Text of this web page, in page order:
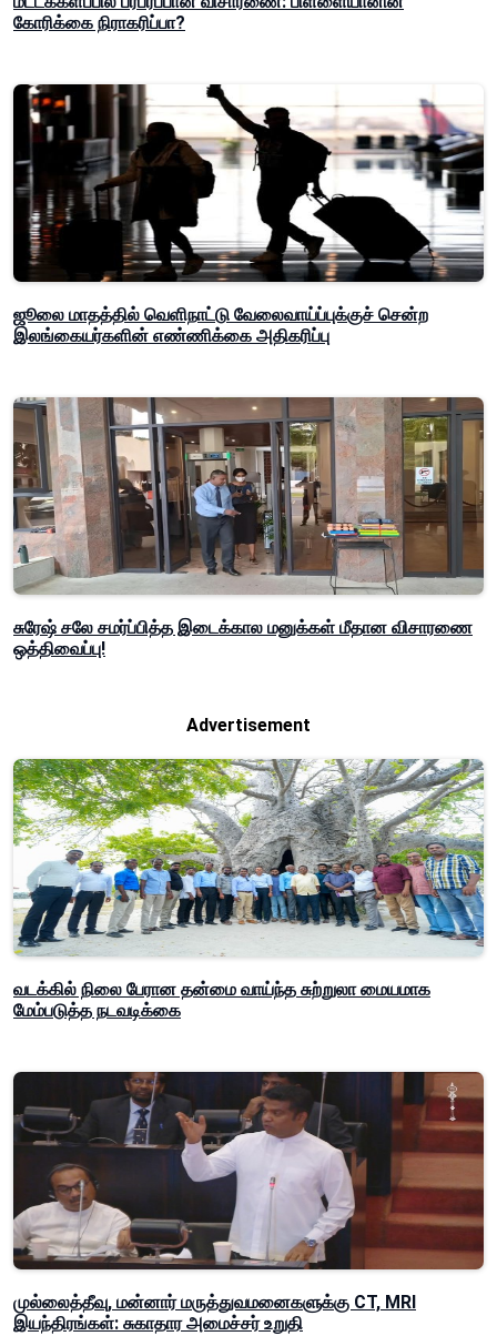
கோரிக்கை நிராகரிப்பா?
ஜூலை மாதத்தில் வெளிநாட்டு வேலைவாய்ப்புக்குச் சென்ற
இலங்கையர்களின் எண்ணிக்கை அதிகரிப்பு
சுரேஷ் சலே சமர்ப்பித்த இடைக்கால மனுக்கள் மீதான விசாரணை
ஒத்திவைப்பு!
Advertisement
வடக்கில் நிலை பேரான தன்மை வாய்ந்த சுற்றுலா மையமாக
மேம்படுத்த நடவடிக்கை
முல்லைத்தீவு, மன்னார் மருத்துவமனைகளுக்கு CT, MRI
இயந்திரங்கள்: சுகாதார அமைச்சர் உறுதி